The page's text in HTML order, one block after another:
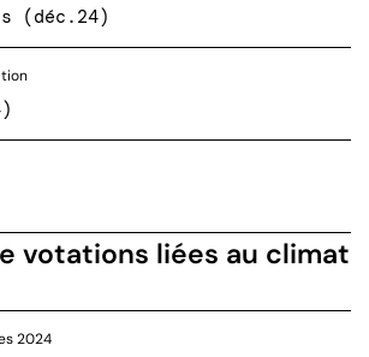
(déc.24)
votations liées au climat
2024